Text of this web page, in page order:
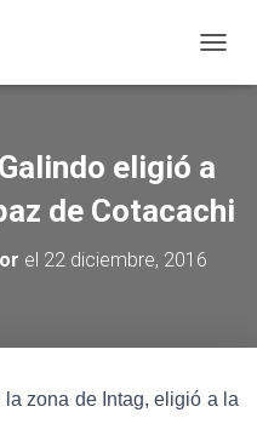
eligió a
de Cotacachi
el 22 diciembre, 2016
zona de Intag, eligió a la